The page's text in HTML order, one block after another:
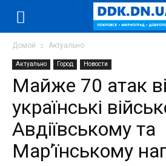
Домой Актуально
Актуально Город Новости
Майже 70 атак
українські
Авдіївському та
Мар’їнському